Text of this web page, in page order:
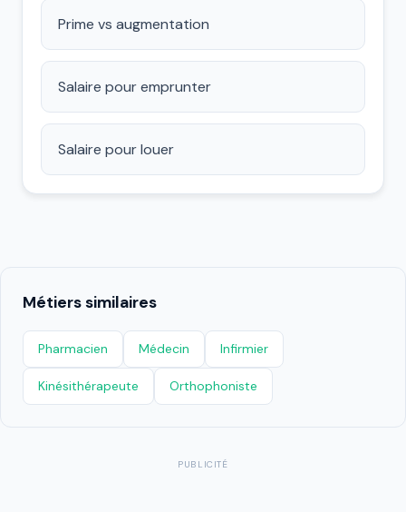
Prime vs augmentation
Salaire pour emprunter
Salaire pour louer
Métiers similaires
Pharmacien Médecin Infirmier
Kinésithérapeute Orthophoniste
PUBLICITÉ